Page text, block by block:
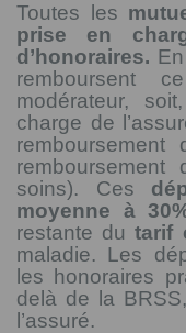
Toutes les
prise en
d’honoraires.
remboursent
modérateur,
charge de
remboursement
soins). Ces
moyenne à
restante dutarif
maladie. Les
les honoraires
delà de la
l’assuré.